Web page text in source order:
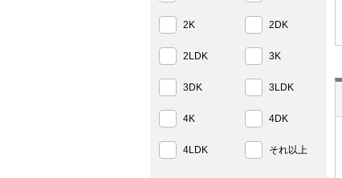
2K 2DK
2LDK 3K
3DK 3LDK
4K 4DK
4LDK それ以上